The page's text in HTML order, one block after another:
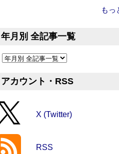
もっ
年月別 全記事一覧
アカウント・RSS
X (Twitter)
RSS